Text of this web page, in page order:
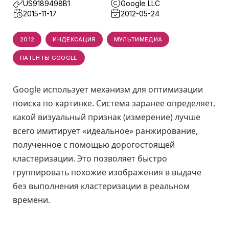
US9189498B1
Google LLC
2015-11-17
2012-05-24
2012 ИНДЕКСАЦИЯ МУЛЬТИМЕДИА
ПАТЕНТЫ GOOGLE
Google использует механизм для оптимизации
поиска по картинке. Система заранее определяет,
какой визуальный признак (измерение) лучше
всего имитирует «идеальное» ранжирование,
полученное с помощью дорогостоящей
кластеризации. Это позволяет быстро
группировать похожие изображения в выдаче
без выполнения кластеризации в реальном
времени.